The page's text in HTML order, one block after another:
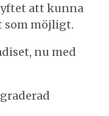
att kunna
som möjligt.
nu med